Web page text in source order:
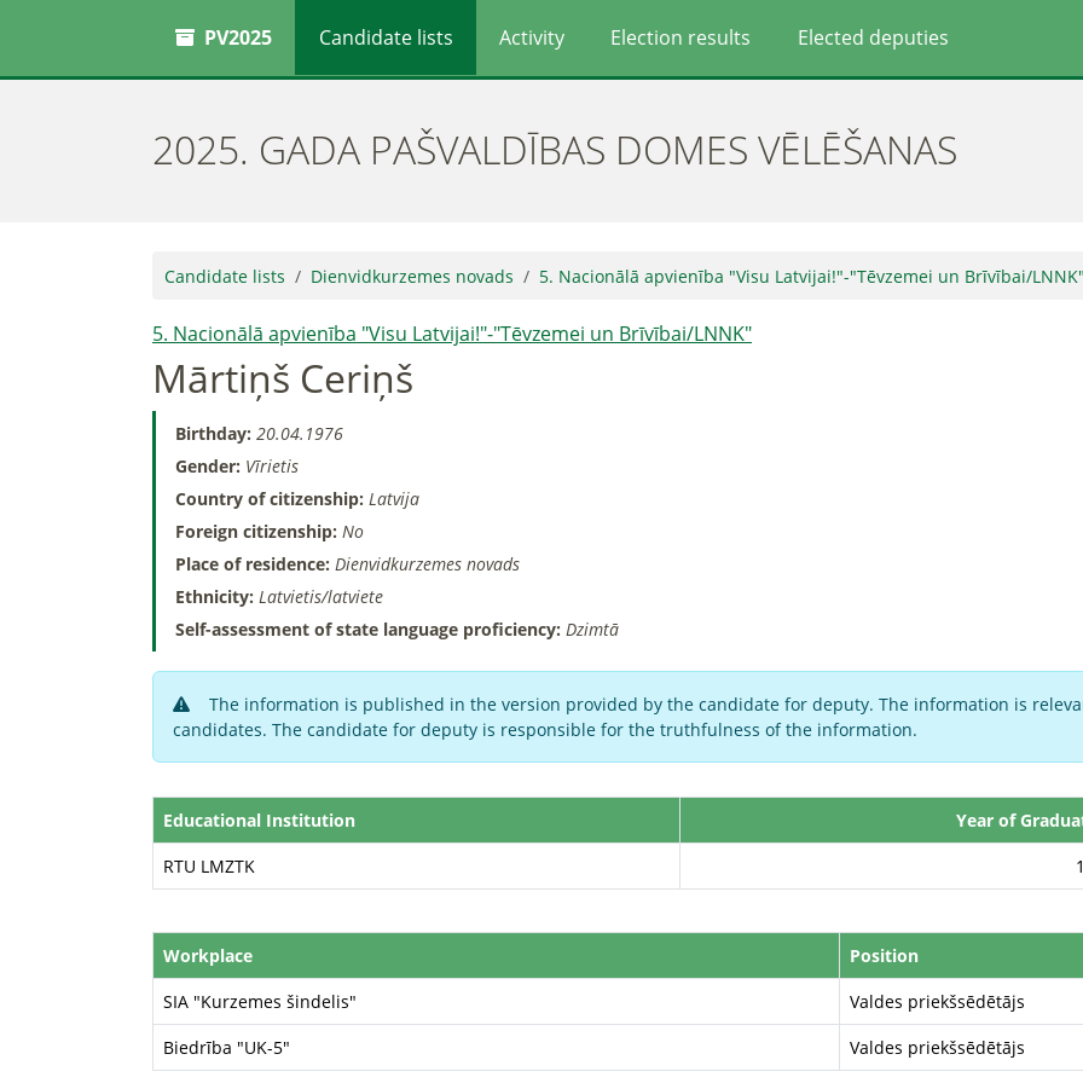
PV2025 Candidate lists Activity Election results Elected deputies
2025. GADA PAŠVALDĪBAS DOMES VĒLĒŠANAS
Candidate lists Dienvidkurzemes novads 5. Nacionālā apvienība "Visu Latvijai!"-"Tēvzemei un Brīvībai/LNNK"
5. Nacionālā apvienība "Visu Latvijai!"-"Tēvzemei un Brīvībai/LNNK"
Mārtiņš Ceriņš
Birthday: 20.04.1976
Gender: Vīrietis
Country of citizenship: Latvija
Foreign citizenship: No
Place of residence: Dienvidkurzemes novads
Ethnicity: Latvietis/latviete
Self-assessment of state language proficiency: Dzimtā
The information is published in the version provided by the candidate for deputy. The information is
candidates. The candidate for deputy is responsible for the truthfulness of the information.
Educational Institution Year of
RTU LMZTK
Workplace
Position
SIA "Kurzemes šindelis"
Valdes priekšsēdētājs
Biedrība "UK-5"
Valdes priekšsēdētājs